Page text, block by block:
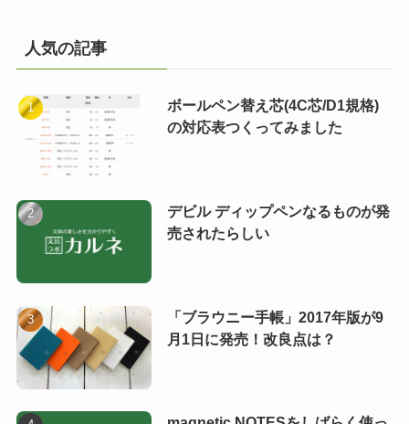
人気の記事
ボールペン替え芯(4C芯/D1規格)
の対応表つくってみました
デビル ディップペンなるものが発
売されたらしい
「ブラウニー手帳」2017年版が9
月1日に発売！改良点は？